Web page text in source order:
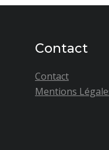
Contact
Contact
Mentions